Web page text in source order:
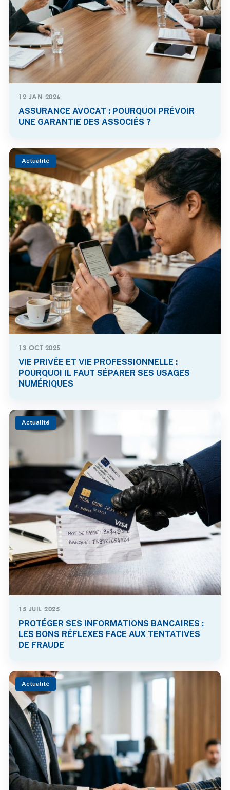
12 JAN 2026
ASSURANCE AVOCAT : POURQUOI PRÉVOIR
UNE GARANTIE DES ASSOCIÉS ?
Actualité
13 OCT 2025
VIE PRIVÉE ET VIE PROFESSIONNELLE :
POURQUOI IL FAUT SÉPARER SES USAGES
NUMÉRIQUES
Actualité
15 JUIL 2025
PROTÉGER SES INFORMATIONS BANCAIRES :
LES BONS RÉFLEXES FACE AUX TENTATIVES
DE FRAUDE
Actualité